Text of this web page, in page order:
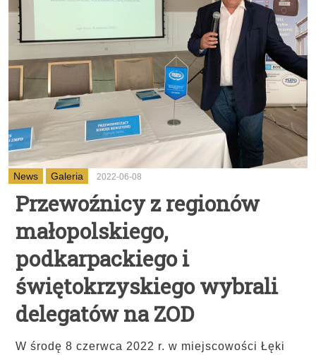
News Galeria 2022-06-08
Przewoźnicy z regionów
małopolskiego,
podkarpackiego i
świętokrzyskiego wybrali
delegatów na ZOD
W środę 8 czerwca 2022 r. w miejscowości Łęki